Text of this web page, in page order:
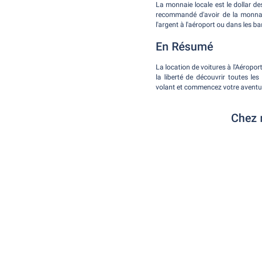
La monnaie locale est le dollar
recommandé d'avoir de la
l'argent à l'aéroport ou dans les
En Résumé
La location de voitures à
la liberté de découvrir toutes
volant et commencez votre
Chez